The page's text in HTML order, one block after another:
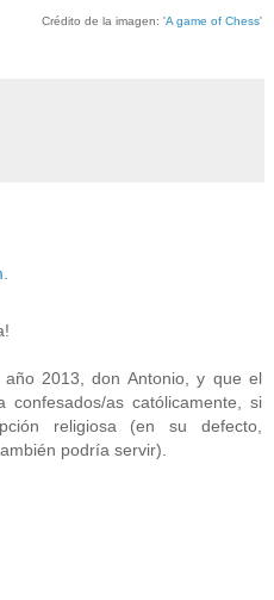
Crédito de la imagen: 'A game of Chess'
año 2013, don Antonio, y que el
confesados/as católicamente, si
religiosa (en su defecto,
podría servir).